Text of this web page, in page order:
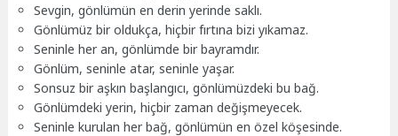
Sevgin, gönlümün en derin yerinde saklı.
Gönlümüz bir oldukça, hiçbir fırtına bizi yıkamaz.
Seninle her an, gönlümde bir bayramdır.
Gönlüm, seninle atar, seninle yaşar.
Sonsuz bir aşkın başlangıcı, gönlümüzdeki bu bağ.
Gönlümdeki yerin, hiçbir zaman değişmeyecek.
Seninle kurulan her bağ, gönlümün en özel köşesinde.